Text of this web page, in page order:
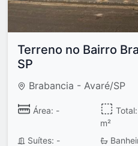
Terreno no Bairro
SP
Brabancia - Avaré/SP
Área: -
m²
Suítes: -